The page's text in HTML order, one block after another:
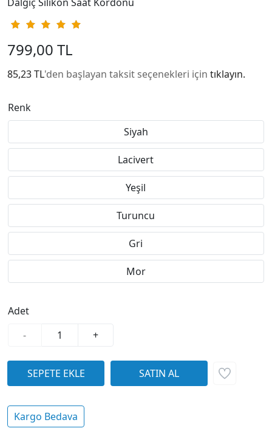
799,00 TL
85,23 TL'den başlayan taksit seçenekleri için tıklayın.
Renk
Siyah
Lacivert
Yeşil
Turuncu
Gri
Mor
Adet
-
+
Kargo Bedava